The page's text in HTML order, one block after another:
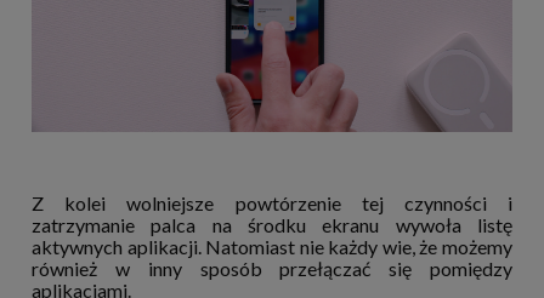
Z kolei wolniejsze powtórzenie tej czynności i
zatrzymanie palca na środku ekranu wywoła listę
aktywnych aplikacji. Natomiast nie każdy wie, że możemy
również w inny sposób przełączać się pomiędzy
aplikacjami.